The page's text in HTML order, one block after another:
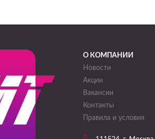
О КОМПАНИИ
Новости
Акции
Вакансии
Контакты
Правила и условия